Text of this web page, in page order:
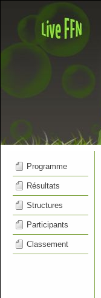
Programme
Résultats
Structures
Participants
Classement